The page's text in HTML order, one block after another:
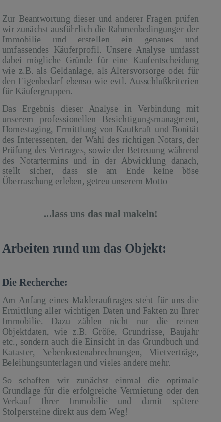
Zur Beantwortung dieser und anderer Fragen prüfen
wir zunächst ausführlich die Rahmenbedingungen der
Immobilie und erstellen ein genaues und
umfassendes Käuferprofil. Unsere Analyse umfasst
dabei mögliche Gründe für eine Kaufentscheidung
wie z.B. als Geldanlage, als Altersvorsorge oder für
den Eigenbedarf ebenso wie evtl. Ausschlußkriterien
für Käufergruppen.
Das Ergebnis dieser Analyse in Verbindung mit
unserem professionellen Besichtigungsmanagment,
Homestaging, Ermittlung von Kaufkraft und Bonität
des Interessenten, der Wahl des richtigen Notars, der
Prüfung des Vertrages, sowie der Betreuung während
des Notartermins und in der Abwicklung danach,
stellt sicher, dass sie am Ende keine böse
Überraschung erleben, getreu unserem Motto
...lass uns das mal makeln!
Arbeiten rund um das Objekt:
Die Recherche:
Am Anfang eines Maklerauftrages steht für uns die
Ermittlung aller wichtigen Daten und Fakten zu Ihrer
Immobilie. Dazu zählen nicht nur die reinen
Objektdaten, wie z.B. Größe, Grundrisse, Baujahr
etc., sondern auch die Einsicht in das Grundbuch und
Kataster, Nebenkostenabrechnungen, Mietverträge,
Beleihungsunterlagen und vieles andere mehr.
So schaffen wir zunächst einmal die optimale
Grundlage für die erfolgreiche Vermietung oder den
Verkauf Ihrer Immobilie und damit spätere
Stolpersteine direkt aus dem Weg!